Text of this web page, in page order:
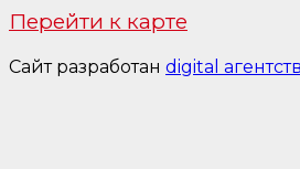
Перейти к карте
Сайт разработан digital